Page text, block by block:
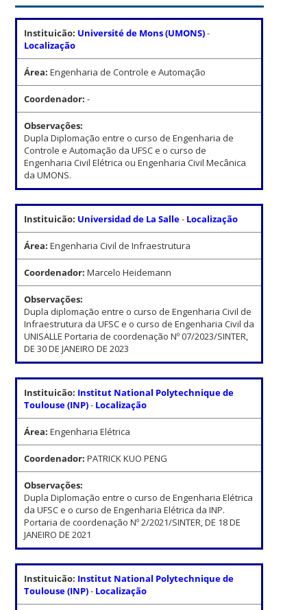
Instituicão: Université de Mons (UMONS)-
Localização
Área:Engenharia de Controle e Automação
Coordenador:-
Observações:
Dupla Diplomação entre o curso de Engenharia de
Controle e Automação da UFSC e o curso de
Engenharia Civil Elétrica ou Engenharia Civil Mecânica
da UMONS.
Instituicão: Universidad de La Salle- Localização
Área:Engenharia Civil de Infraestrutura
Coordenador:Marcelo Heidemann
Observações:
Dupla diplomação entre o curso de Engenharia Civil de
Infraestrutura da UFSC e o curso de Engenharia Civil da
UNISALLE Portaria de coordenação Nº 07/2023/SINTER,
DE 30 DE JANEIRO DE 2023
Instituicão: Institut National Polytechnique de
Toulouse (INP)- Localização
Área:Engenharia Elétrica
Coordenador:PATRICK KUO PENG
Observações:
Dupla Diplomação entre o curso de Engenharia Elétrica
da UFSC e o curso de Engenharia Elétrica da INP.
Portaria de coordenação Nº 2/2021/SINTER, DE 18 DE
JANEIRO DE 2021
Instituicão: Institut National Polytechnique de
Toulouse (INP)- Localização